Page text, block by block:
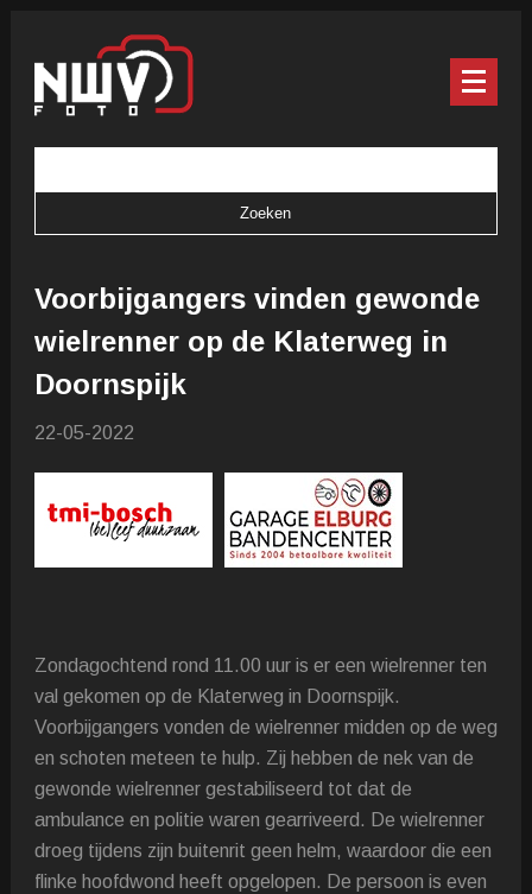
Voorbijgangers vinden gewonde
wielrenner op de Klaterweg in
Doornspijk
22-05-2022
Zondagochtend rond 11.00 uur is er een wielrenner ten
val gekomen op de Klaterweg in Doornspijk.
Voorbijgangers vonden de wielrenner midden op de weg
en schoten meteen te hulp. Zij hebben de nek van de
gewonde wielrenner gestabiliseerd tot dat de
ambulance en politie waren gearriveerd. De wielrenner
droeg tijdens zijn buitenrit geen helm, waardoor die een
flinke hoofdwond heeft opgelopen. De persoon is even